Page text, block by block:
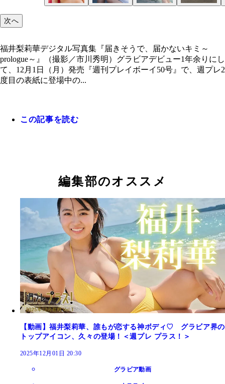
福井梨莉華デジタル写真集『届きそうで、届かな
次へ
福井梨莉華デジタル写真集『届きそうで、届かないキミ～
prologue～』（撮影／市川秀明）グラビアデビュー1年余りにし
て、12月1日（月）発売『週刊プレイボーイ50号』で、週プレ2
度目の表紙に登場中の...
この記事を読む
編集部のオススメ
【動画】福井梨莉華、誰もが恋する神ボディ♡ グラビア界の
トップアイコン、久々の登場！＜週プレ プラス！＞
2025年12月01日 20:30
グラビア動画